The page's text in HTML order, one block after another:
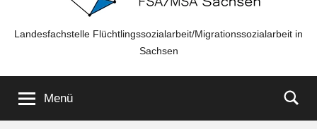
LaFaSt
FSA/MSA
Sachsen
Landesfachstelle Flüchtlingssozialarbeit/Migrationssozialarbeit in
Sachsen
Menü